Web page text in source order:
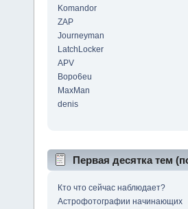
Komandor
ZAP
Journeyman
LatchLocker
APV
Bopo6eu
MaxMan
denis
Первая десятка тем
Кто что сейчас наблюдает?
Астрофотографии начинающих